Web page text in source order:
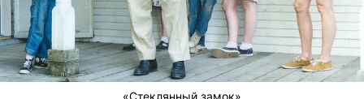
«Стеклянный замок»